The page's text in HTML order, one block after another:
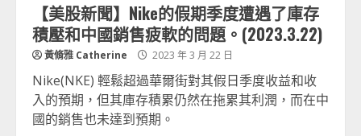
【美股新聞】Nike的假期季度遭遇了庫存
積壓和中國銷售疲軟的問題。(2023.3.22)
黃脩雅 Catherine 2023 年 3 月 22 日
Nike(NKE) 輕鬆超過華爾街對其假日季度收益和收
入的預期，但其庫存積累仍然在拖累其利潤，而在中
國的銷售也未達到預期。